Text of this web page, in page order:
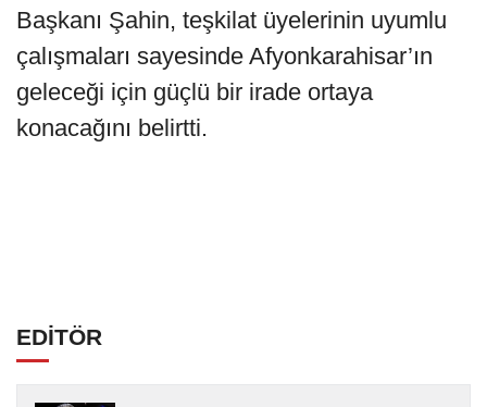
Başkanı Şahin, teşkilat üyelerinin uyumlu
çalışmaları sayesinde Afyonkarahisar’ın
geleceği için güçlü bir irade ortaya
konacağını belirtti.
EDİTÖR